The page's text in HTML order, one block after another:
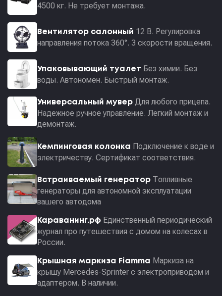
4500 кг. Не требует монтажа.
Вентилятор салонный 12 В. Регулировка
направления потока 360°. 3 скорости вращения.
Упаковывающий туалет Без химии. Без
воды. Автономен. Быстрый монтаж.
Универсальный мувер Для любого прицепа.
Надежное ручное управление. Легкий монтаж и
демонтаж.
Кемпинговая колонка Подключение к воде и
электричеству. Сертификат соответствия.
Встраиваемый генератор Топливные
генераторы для автономной эксплуатации
вашего автодома
Караванинг.рф Единственный периодический
журнал про путешествия с домом на колесах в
России.
Крышная маркиза Fiamma Маркиза на
крышу Mercedes-Sprinter с электроприводом и
адаптером. В наличии.